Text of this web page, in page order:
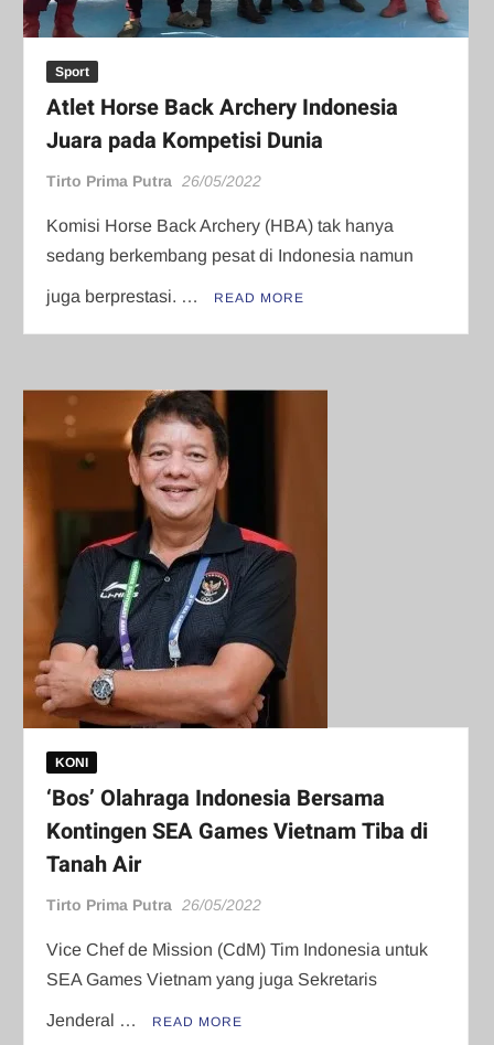
Sport
Atlet Horse Back Archery Indonesia
Juara pada Kompetisi Dunia
Tirto Prima Putra 26/05/2022
Komisi Horse Back Archery (HBA) tak hanya
sedang berkembang pesat di Indonesia namun
juga berprestasi. … READ MORE
KONI
‘Bos’ Olahraga Indonesia Bersama
Kontingen SEA Games Vietnam Tiba di
Tanah Air
Tirto Prima Putra 26/05/2022
Vice Chef de Mission (CdM) Tim Indonesia untuk
SEA Games Vietnam yang juga Sekretaris
Jenderal … READ MORE